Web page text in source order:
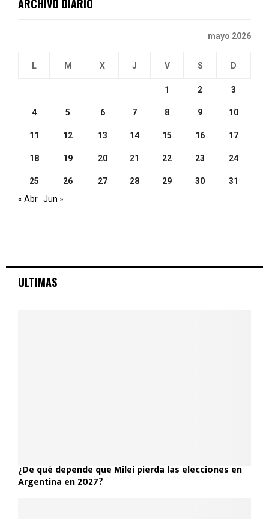
ARCHIVO DIARIO
mayo 2026
L M X J V S D
1 2 3
4 5 6 7 8 9 10
11 12 13 14 15 16 17
18 19 20 21 22 23 24
25 26 27 28 29 30
31
« Abr Jun »
ULTIMAS
¿De qué depende que Milei pierda las elecciones en
Argentina en 2027?